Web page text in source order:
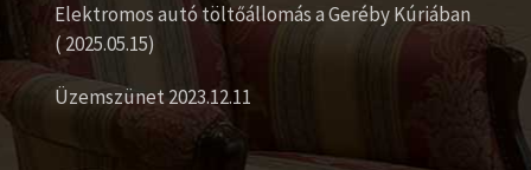
Elektromos autó töltőállomás a Geréby Kúriában
( 2025.05.15)
Üzemszünet 2023.12.11